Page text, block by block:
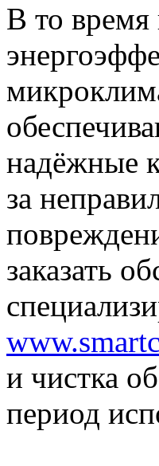
В то время
надёжные
за
заказать
и чистка
период